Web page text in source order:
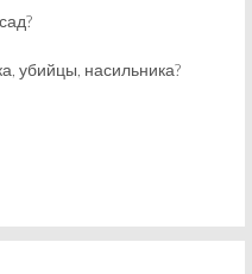
убийцы, насильника?